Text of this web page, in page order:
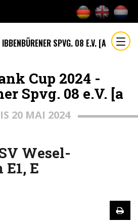
SPVG. 08 E.V. [A
Cup 2024 -
Spvg. 08 e.V. [a
20 MAI 2024
Wesel-
E